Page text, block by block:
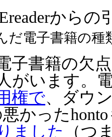
だ電子書籍の種
子書籍の欠
がいます。
権で、ダウ
かった
ました
（つ